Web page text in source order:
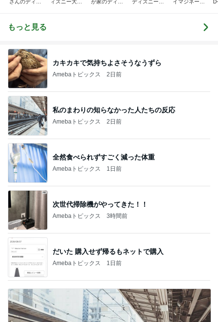
さんのディズ
ィズニー大好
が家のディズ
ディズニー大
イマジネーシ
もっと見る
カキカキで気持ちよさそうなうずら
Amebaトピックス 2日前
私のまわりの知らなかった人たちの反応
Amebaトピックス 2日前
全然食べられずすごく減った体重
Amebaトピックス 1日前
次世代掃除機がやってきた！！
Amebaトピックス 3時間前
だいた 購入せず帰るもネットで購入
Amebaトピックス 1日前